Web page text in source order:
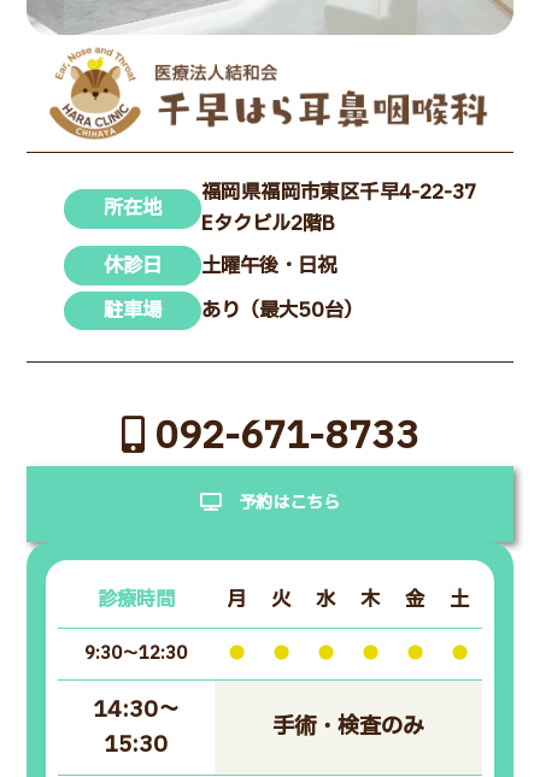
所在地
福岡県福岡市東区千早4-22-37
Eタクビル2階B
休診日
土曜午後・日祝
駐車場
あり（最大50台）
092-671-8733
予約はこちら
診療時間 月 火 水 木 金 土
9:30～12:30 ● ● ● ● ● ●
14:30～
15:30
手術・検査のみ